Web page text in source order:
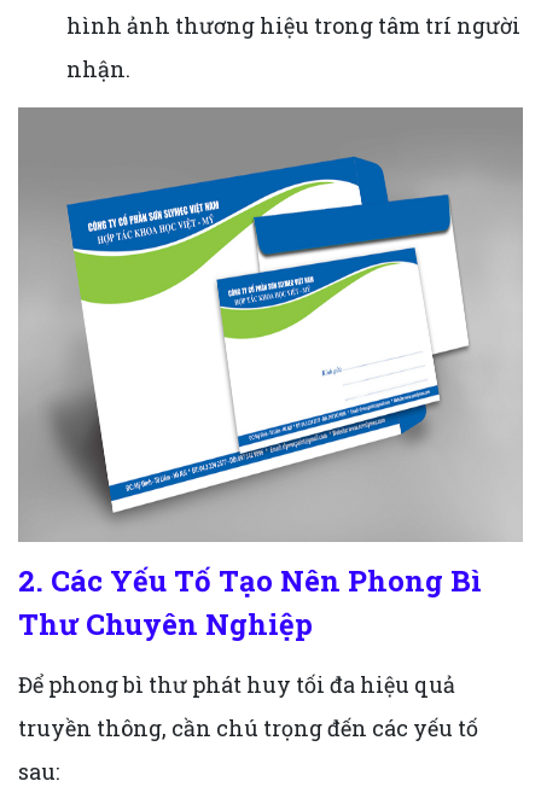
hình ảnh thương hiệu trong tâm trí người
nhận.
2. Các Yếu Tố Tạo Nên Phong Bì
Thư Chuyên Nghiệp
Để phong bì thư phát huy tối đa hiệu quả
truyền thông, cần chú trọng đến các yếu tố
sau: